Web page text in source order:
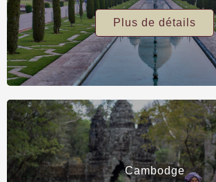
Plus de détails
Cambodge